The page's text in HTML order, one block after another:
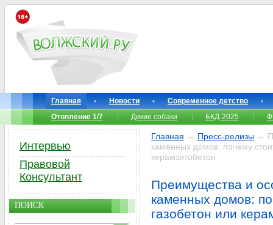
Главная Новости
Современное детство
Отопление 1/7
Дикие собаки БКД-2025
Главная → Пресс-релизы →
каменных домов: почему
керамзитобетон
Преимущества и
каменных домов:
газобетон или
Интервью
Правовой
Консультант
ПОИСК